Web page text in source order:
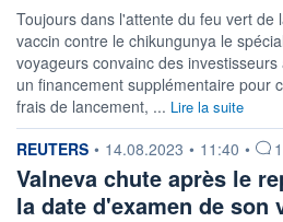
Toujours dans l'attente du feu vert de
vaccin contre le chikungunya le
voyageurs convainc des
un financement supplémentaire pour
frais de lancement, ... Lire la suite
information fournie par
REUTERS • 14.08.2023 • 11:40 • 1
Valneva chute après le
la date d'examen de